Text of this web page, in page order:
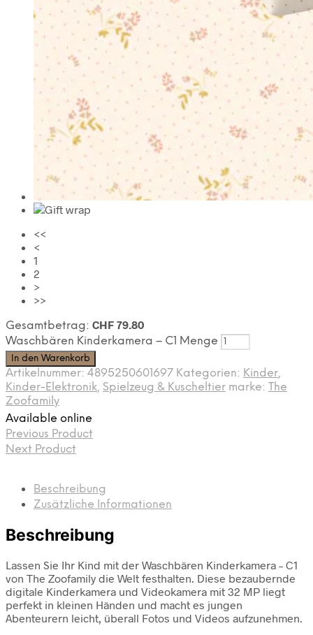
<<
<
1
2
>
>>
Gesamtbetrag: CHF 79.80
Waschbären Kinderkamera – C1 Menge
In den Warenkorb
Artikelnummer: 4895250601697 Kategorien: Kinder,
Kinder-Elektronik, Spielzeug & Kuscheltier marke: The
Zoofamily
Available online
Previous Product
Next Product
Beschreibung
Zusätzliche Informationen
Beschreibung
Lassen Sie Ihr Kind mit der Waschbären Kinderkamera – C1
von The Zoofamily die Welt festhalten. Diese bezaubernde
digitale Kinderkamera und Videokamera mit 32 MP liegt
perfekt in kleinen Händen und macht es jungen
Abenteurern leicht, überall Fotos und Videos aufzunehmen.